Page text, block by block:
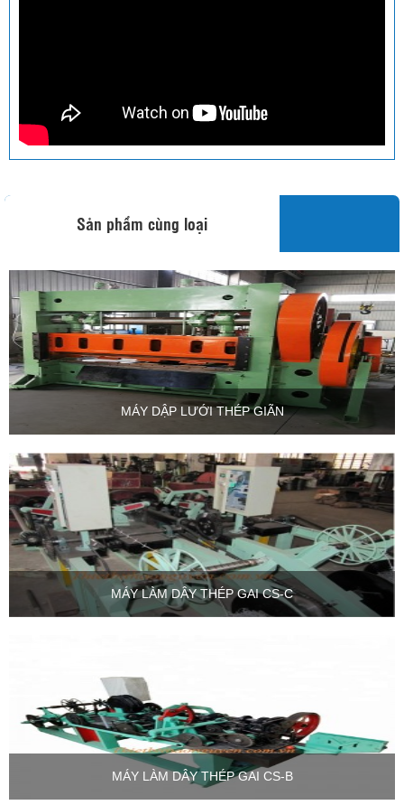
Sản phẩm cùng loại
MÁY DẬP LƯỚI THÉP GIÃN
MÁY LÀM DÂY THÉP GAI CS-C
MÁY LÀM DÂY THÉP GAI CS-B